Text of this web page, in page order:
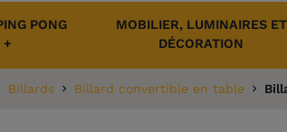
PONG
+
MOBILIER, LUMINAIRES ET
DÉCORATION
Billards Billard convertible en table